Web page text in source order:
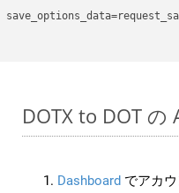
DOTX to DOT の
Dashboard でアカ